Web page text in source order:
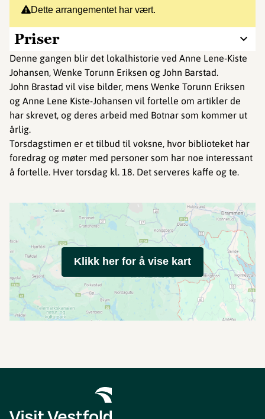
Dette arrangementet har vært.
Priser
Denne gangen blir det lokalhistorie ved Anne Lene-Kiste
Johansen, Wenke Torunn Eriksen og John Barstad.
John Brastad vil vise bilder, mens Wenke Torunn Eriksen
og Anne Lene Kiste-Johansen vil fortelle om artikler de
har skrevet, og deres arbeid med Botnar som kommer ut
årlig.
Torsdagstimen er et tilbud til voksne, hvor biblioteket har
foredrag og møter med personer som har noe interessant
å fortelle. Hver torsdag kl. 18. Det serveres kaffe og te.
Klikk her for å vise kart